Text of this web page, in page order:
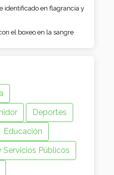
identificado en flagrancia y
el boxeo en la sangre
Deportes
Educación
Servicios Públicos